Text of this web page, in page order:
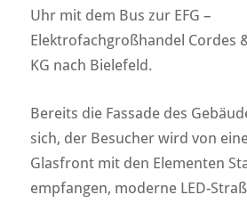
Uhr mit dem Bus zur EFG –
Elektrofachgroßhandel Cordes
KG nach Bielefeld.
Bereits die Fassade des
sich, der Besucher wird von
Glasfront mit den Elementen
empfangen, moderne LED-